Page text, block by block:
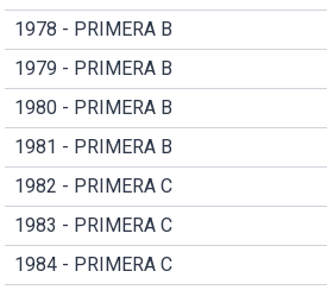
1978 - PRIMERA B
1979 - PRIMERA B
1980 - PRIMERA B
1981 - PRIMERA B
1982 - PRIMERA C
1983 - PRIMERA C
1984 - PRIMERA C